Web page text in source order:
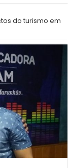
do turismo em